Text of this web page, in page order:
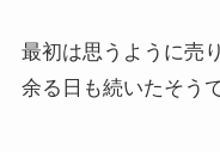
最初は思うように売
余る日も続いたそう